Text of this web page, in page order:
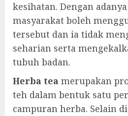
kesihatan. Dengan
masyarakat boleh
tersebut dan ia tidak
seharian serta
tubuh badan.
Herba tea merupakan
teh dalam bentuk satu
campuran herba. Selain